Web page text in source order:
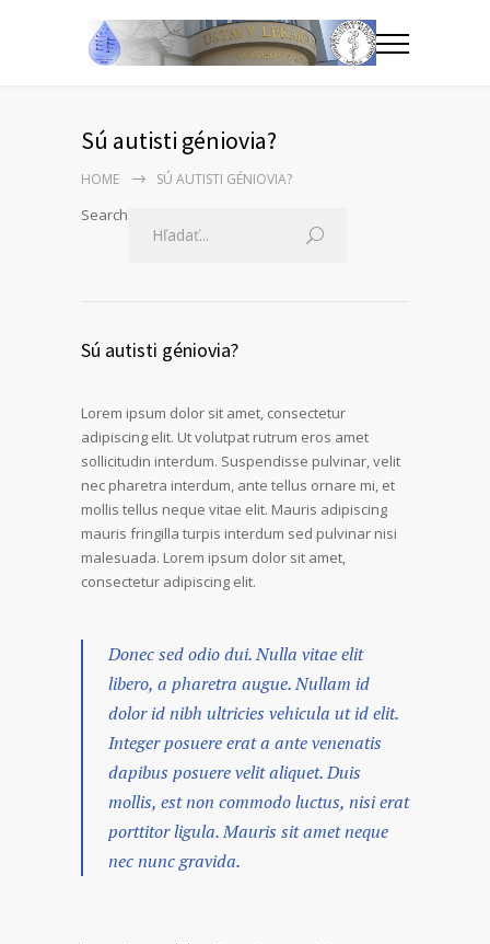
Sú autisti géniovia?
HOME SÚ AUTISTI GÉNIOVIA?
Search
Sú autisti géniovia?
Lorem ipsum dolor sit amet, consectetur
adipiscing elit. Ut volutpat rutrum eros amet
sollicitudin interdum. Suspendisse pulvinar, velit
nec pharetra interdum, ante tellus ornare mi, et
mollis tellus neque vitae elit. Mauris adipiscing
mauris fringilla turpis interdum sed pulvinar nisi
malesuada. Lorem ipsum dolor sit amet,
consectetur adipiscing elit.
Donec sed odio dui. Nulla vitae elit
libero, a pharetra augue. Nullam id
dolor id nibh ultricies vehicula ut id elit.
Integer posuere erat a ante venenatis
dapibus posuere velit aliquet. Duis
mollis, est non commodo luctus, nisi erat
porttitor ligula. Mauris sit amet neque
nec nunc gravida.